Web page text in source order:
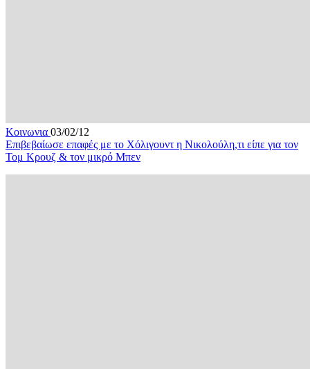
Κοινωνια 03/02/12
Επιβεβαίωσε επαφές με το Χόλιγουντ η Νικολούλη,τι είπε για τον
Τομ Κρουζ & τον μικρό Μπεν